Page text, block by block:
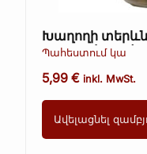
Խաղողի
ArtFood (Kopie)
Պահեստում կա
5,99€ inkl. MwSt.
Ավելացնել